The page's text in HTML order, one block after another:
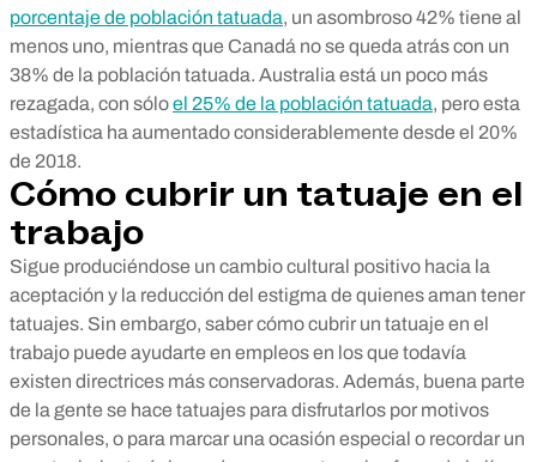
porcentaje de población tatuada, un asombroso 42% tiene al
menos uno, mientras que Canadá no se queda atrás con un
38% de la población tatuada. Australia está un poco más
rezagada, con sóloel 25% de la población tatuada, pero esta
estadística ha aumentado considerablemente desde el 20%
de 2018.
Cómo cubrir un tatuaje en el
trabajo
Sigue produciéndose un cambio cultural positivo hacia la
aceptación y la reducción del estigma de quienes aman tener
tatuajes. Sin embargo, saber cómo cubrir un tatuaje en el
trabajo puede ayudarte en empleos en los que todavía
existen directrices más conservadoras. Además, buena parte
de la gente se hace tatuajes para disfrutarlos por motivos
personales, o para marcar una ocasión especial o recordar un